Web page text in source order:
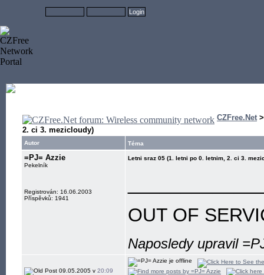
CZFree.Net
2. ci 3. mezicloudy)
Autor Téma
=PJ= Azzie
Pekelník
Registrován: 16.06.2003
Příspěvků: 1941
Letni sraz 05 (1. letni po 0. letnim, 2. ci 3.
OUT OF
Naposledy upravil
09.05.2005 v 20:09